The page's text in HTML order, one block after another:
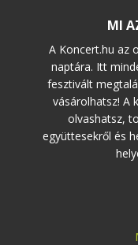
MI
A Koncert.hu az
naptára. Itt
fesztivált
vásárolhatsz! A
olvashatsz,
együttesekről és